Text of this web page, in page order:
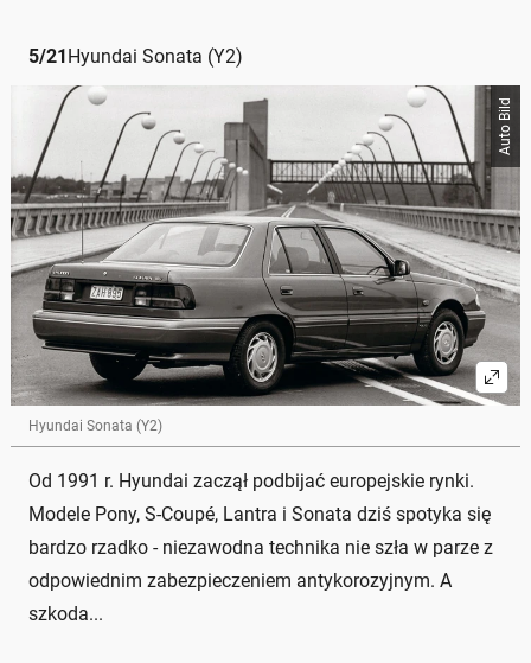
5/21Hyundai Sonata (Y2)
Auto Bild
Hyundai Sonata (Y2)
Od 1991 r. Hyundai zaczął podbijać europejskie rynki.
Modele Pony, S-Coupé, Lantra i Sonata dziś spotyka się
bardzo rzadko - niezawodna technika nie szła w parze z
odpowiednim zabezpieczeniem antykorozyjnym. A
szkoda...